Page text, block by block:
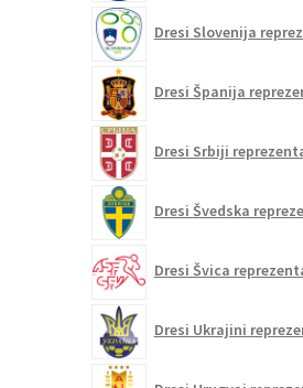
Dresi Slovenija
Dresi Španija
Dresi Srbiji
Dresi Švedska
Dresi Švica
Dresi Ukrajini